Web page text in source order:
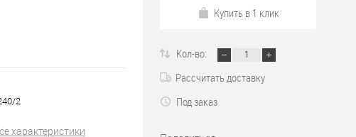
2
характеристики
Купить в 1 клик
Кол-во:
Рассчитать доставку
Под заказ